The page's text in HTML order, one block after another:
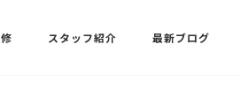
スタッフ紹介 最新ブログ